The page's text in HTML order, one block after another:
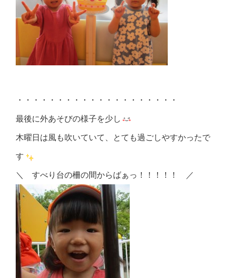
・・・・・・・・・・・・・・・・・・・・
最後に外あそびの様子を少し
木曜日は風も吹いていて、とても過ごしやすかったで
す
＼ すべり台の柵の間からばぁっ！！！！！ ／